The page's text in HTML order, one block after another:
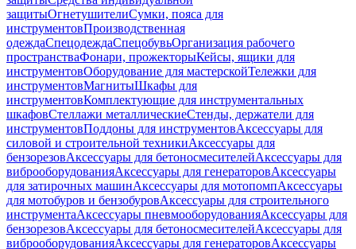
защитыОгнетушителиСумки, пояса для
инструментовПроизводственная
одеждаСпецодеждаСпецобувьОрганизация рабочего
пространстваФонари, прожекторыКейсы, ящики для
инструментовОборудование для мастерскойТележки для
инструментовМагнитыШкафы для
инструментовКомплектующие для инструментальных
шкафовСтеллажи металлическиеСтенды, держатели для
инструментовПоддоны для инструментовАксессуары для
силовой и строительной техникиАксессуары для
бензорезовАксессуары для бетоносмесителейАксессуары для
виброоборудованияАксессуары для генераторовАксессуары
для затирочных машинАксессуары для мотопомпАксессуары
для мотобуров и бензобуровАксессуары для строительного
инструментаАксессуары пневмооборудованияАксессуары для
бензорезовАксессуары для бетоносмесителейАксессуары для
виброоборудованияАксессуары для генераторовАксессуары